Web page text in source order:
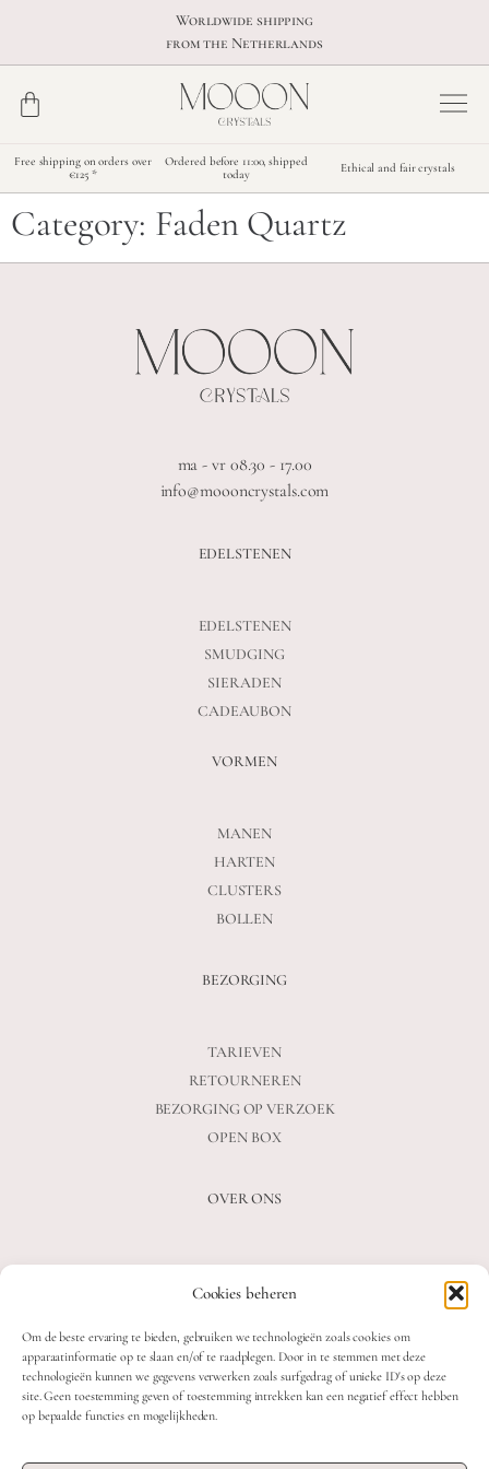
Cookies beheren
Om de beste ervaring te bieden, gebruiken we technologieën zoals cookies om
apparaatinformatie op te slaan en/of te raadplegen. Door in te stemmen met deze
technologieën kunnen we gegevens verwerken zoals surfgedrag of unieke ID's op deze
site. Geen toestemming geven of toestemming intrekken kan een negatief effect hebben
op bepaalde functies en mogelijkheden.
Worldwide shipping
from the Netherlands
Free shipping on orders over
€125 *
Ordered before 11:00, shipped
today
Ethical and fair crystals
Category: Faden Quartz
ma - vr 08.30 - 17.00
info@moooncrystals.com
EDELSTENEN
EDELSTENEN
SMUDGING
SIERADEN
CADEAUBON
VORMEN
MANEN
HARTEN
CLUSTERS
BOLLEN
BEZORGING
TARIEVEN
RETOURNEREN
BEZORGING OP VERZOEK
OPEN BOX
OVER ONS
VEELGESTELDE VRAGEN
OVER ONS
CONTACT